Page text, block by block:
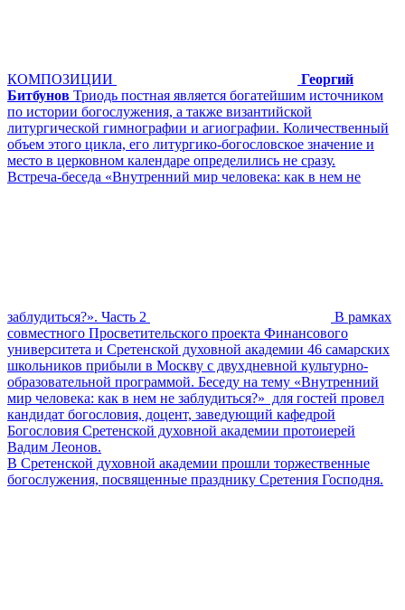
КОМПОЗИЦИИ
Георгий
Битбунов Триодь постная является богатейшим источником
по истории богослужения, а также византийской
литургической гимнографии и агиографии. Количественный
объем этого цикла, его литургико-богословское значение и
место в церковном календаре определились не сразу.
Встреча-беседа «Внутренний мир человека: как в нем не
заблудиться?». Часть 2
В рамках
совместного Просветительского проекта Финансового
университета и Сретенской духовной академии 46 самарских
школьников прибыли в Москву с двухдневной культурно-
образовательной программой. Беседу на тему «Внутренний
мир человека: как в нем не заблудиться?» для гостей провел
кандидат богословия, доцент, заведующий кафедрой
Богословия Сретенской духовной академии протоиерей
Вадим Леонов.
В Сретенской духовной академии прошли торжественные
богослужения, посвященные празднику Сретения Господня.